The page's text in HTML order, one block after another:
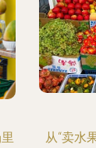
从“卖水